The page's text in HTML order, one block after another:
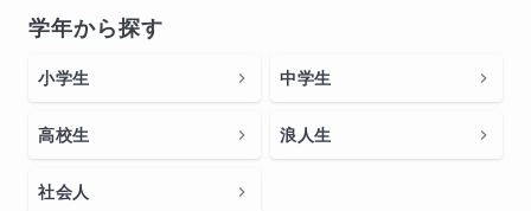
学年から探す
小学生 中学生
高校生 浪人生
社会人